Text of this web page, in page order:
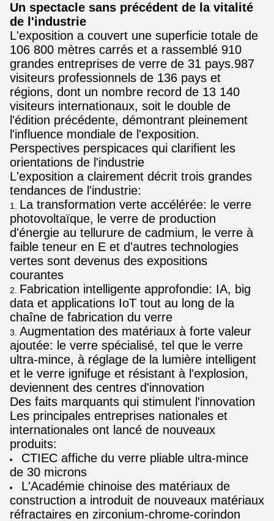
Un spectacle sans précédent de la vitalité
de l'industrie
L'exposition a couvert une superficie totale de
106 800 mètres carrés et a rassemblé 910
grandes entreprises de verre de 31 pays.987
visiteurs professionnels de 136 pays et
régions, dont un nombre record de 13 140
visiteurs internationaux, soit le double de
l'édition précédente, démontrant pleinement
l'influence mondiale de l'exposition.
Perspectives perspicaces qui clarifient les
orientations de l'industrie
L'exposition a clairement décrit trois grandes
tendances de l'industrie:
La transformation verte accélérée: le verre
photovoltaïque, le verre de production
d'énergie au tellurure de cadmium, le verre à
faible teneur en E et d'autres technologies
vertes sont devenus des expositions
courantes
Fabrication intelligente approfondie: IA, big
data et applications IoT tout au long de la
chaîne de fabrication du verre
Augmentation des matériaux à forte valeur
ajoutée: le verre spécialisé, tel que le verre
ultra-mince, à réglage de la lumière intelligent
et le verre ignifuge et résistant à l'explosion,
deviennent des centres d'innovation
Des faits marquants qui stimulent l'innovation
Les principales entreprises nationales et
internationales ont lancé de nouveaux
produits:
CTIEC affiche du verre pliable ultra-mince
de 30 microns
L'Académie chinoise des matériaux de
construction a introduit de nouveaux matériaux
réfractaires en zirconium-chrome-corindon